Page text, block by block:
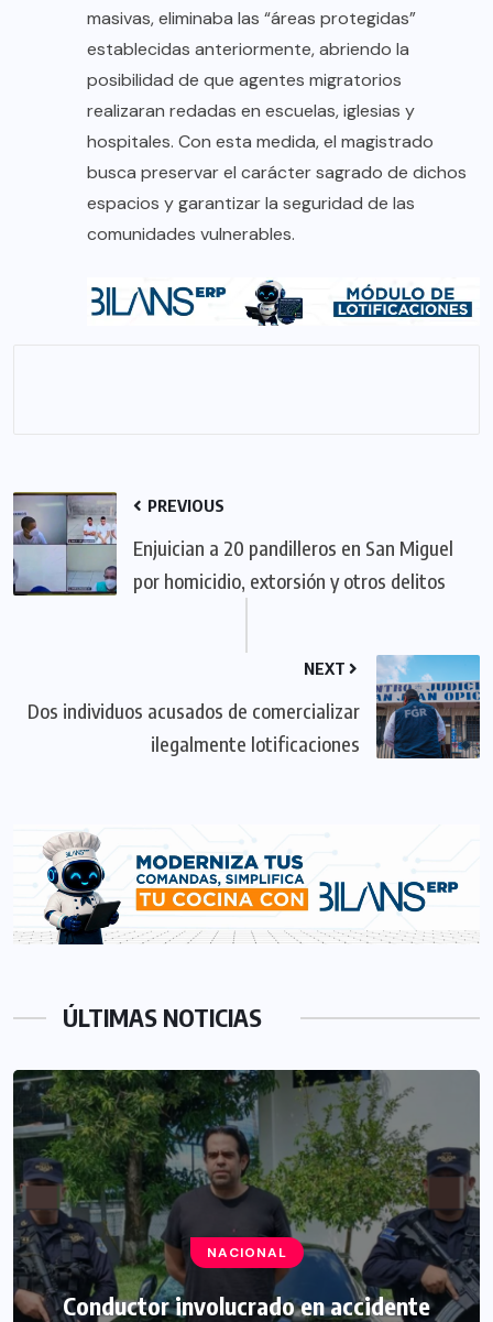
masivas, eliminaba las “áreas protegidas”
establecidas anteriormente, abriendo la
posibilidad de que agentes migratorios
realizaran redadas en escuelas, iglesias y
hospitales. Con esta medida, el magistrado
busca preservar el carácter sagrado de dichos
espacios y garantizar la seguridad de las
comunidades vulnerables.
PREVIOUS
Enjuician a 20 pandilleros en San Miguel
por homicidio, extorsión y otros delitos
NEXT
Dos individuos acusados de comercializar
ilegalmente lotificaciones
ÚLTIMAS NOTICIAS
NACIONAL
Conductor involucrado en accidente